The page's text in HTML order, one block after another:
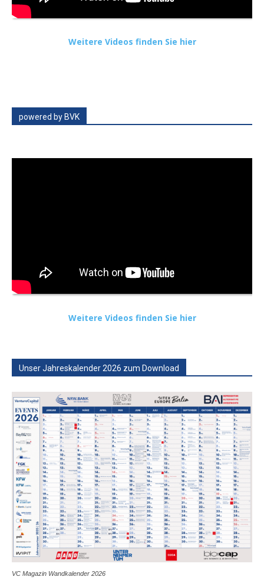
Weitere Videos finden Sie hier
powered by BVK
Weitere Videos finden Sie hier
Unser Jahreskalender 2026 zum Download
VC Magazin Wandkalender 2026